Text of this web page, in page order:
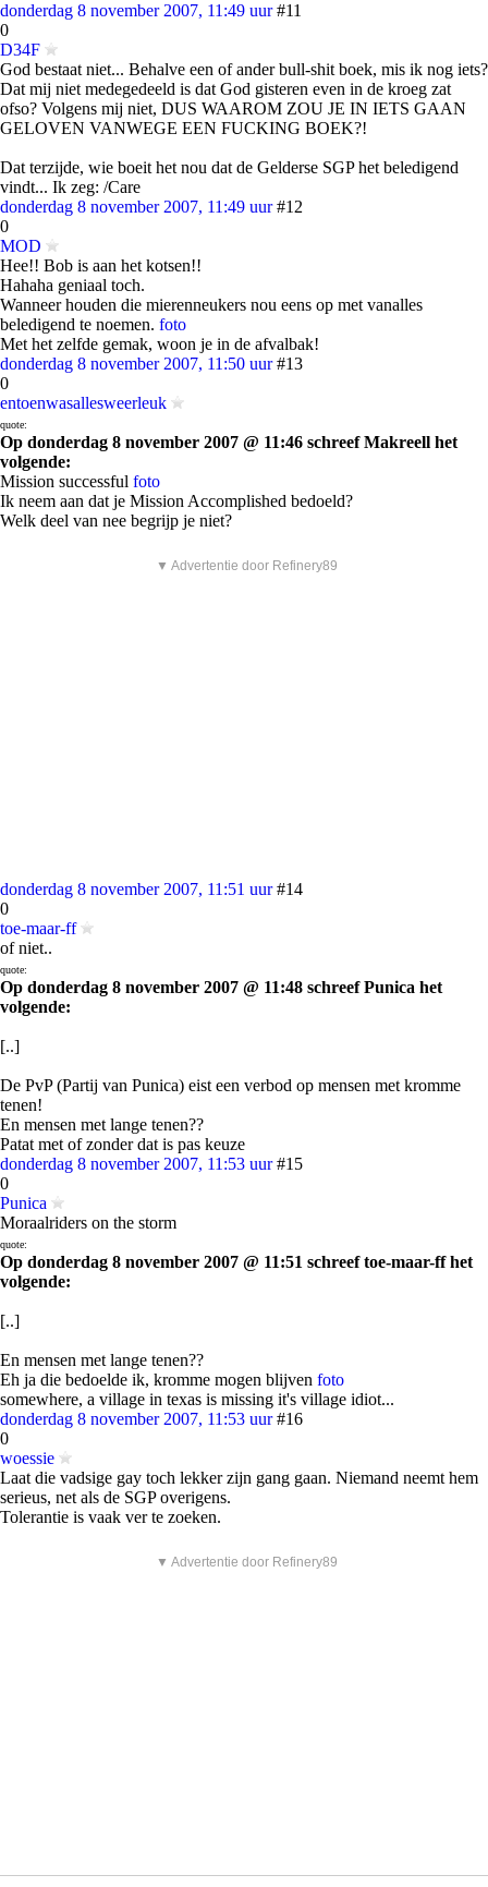
donderdag 8 november 2007, 11:49 uur #11
0
D34F
God bestaat niet... Behalve een of ander bull-shit boek, mis ik nog iets?
Dat mij niet medegedeeld is dat God gisteren even in de kroeg zat
ofso? Volgens mij niet, DUS WAAROM ZOU JE IN IETS GAAN
GELOVEN VANWEGE EEN FUCKING BOEK?!
Dat terzijde, wie boeit het nou dat de Gelderse SGP het beledigend
vindt... Ik zeg: /Care
donderdag 8 november 2007, 11:49 uur #12
0
MOD
Hee!! Bob is aan het kotsen!!
Hahaha geniaal toch.
Wanneer houden die mierenneukers nou eens op met vanalles
beledigend te noemen. foto
Met het zelfde gemak, woon je in de afvalbak!
donderdag 8 november 2007, 11:50 uur #13
0
entoenwasallesweerleuk
quote:
Op donderdag 8 november 2007 @ 11:46 schreef Makreell het
volgende:
Mission successful foto
Ik neem aan dat je Mission Accomplished bedoeld?
Welk deel van nee begrijp je niet?
▼ Advertentie door Refinery89
donderdag 8 november 2007, 11:51 uur #14
0
toe-maar-ff
of niet..
quote:
Op donderdag 8 november 2007 @ 11:48 schreef Punica het
volgende:
[..]
De PvP (Partij van Punica) eist een verbod op mensen met kromme
tenen!
En mensen met lange tenen??
Patat met of zonder dat is pas keuze
donderdag 8 november 2007, 11:53 uur #15
0
Punica
Moraalriders on the storm
quote:
Op donderdag 8 november 2007 @ 11:51 schreef toe-maar-ff het
volgende:
[..]
En mensen met lange tenen??
Eh ja die bedoelde ik, kromme mogen blijven foto
somewhere, a village in texas is missing it's village idiot...
donderdag 8 november 2007, 11:53 uur #16
0
woessie
Laat die vadsige gay toch lekker zijn gang gaan. Niemand neemt hem
serieus, net als de SGP overigens.
Tolerantie is vaak ver te zoeken.
▼ Advertentie door Refinery89